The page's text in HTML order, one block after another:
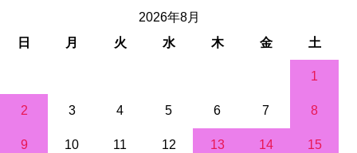
2026年8月
日
月 火 水 木 金 土
1
2 3 4 5 6 7 8
9 10 11 12 13 14 15